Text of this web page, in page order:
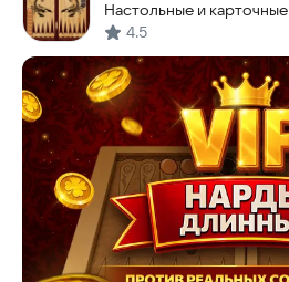
Настольные и карточные
4.5